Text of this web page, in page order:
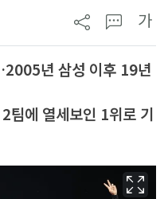
가
년 삼성 이후 19년
팀에 열세보인 1위로 기